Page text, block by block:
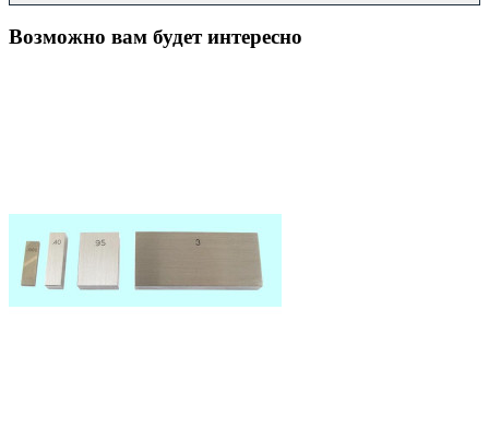
Возможно вам будет интересно